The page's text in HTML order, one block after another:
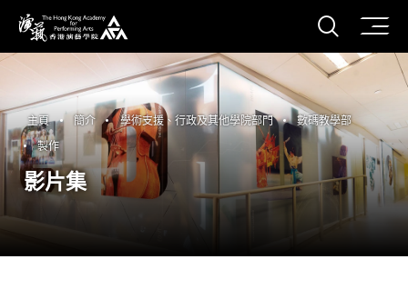
香港演藝學院
打開
主頁 簡介 學術支援、行政及其他學院部門
數碼教學部
製作
影片集